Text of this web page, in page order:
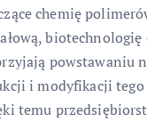
chemię
biotechnologię
powstawaniu
i modyfikacji tego
temu